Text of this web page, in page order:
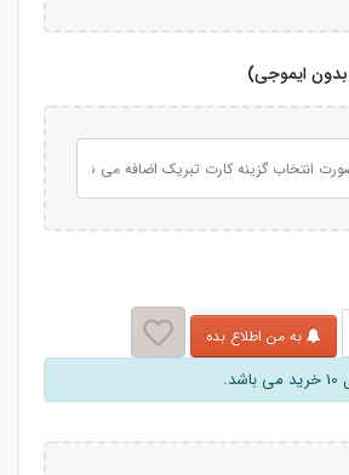
ایموجی)